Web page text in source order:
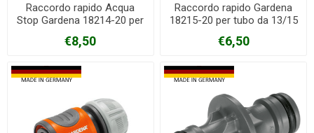
Raccordo rapido Acqua
Stop Gardena 18214-20 per
€8,50
Raccordo rapido Gardena
18215-20 per tubo da 13/15
€6,50